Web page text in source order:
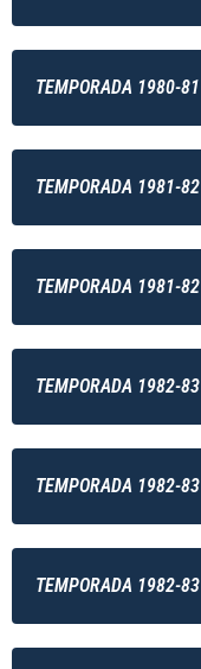
TEMPORADA 1980-81
TEMPORADA 1981-82
TEMPORADA 1981-82
TEMPORADA 1982-83
TEMPORADA 1982-83
TEMPORADA 1982-83